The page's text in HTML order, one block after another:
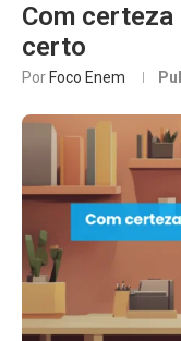
Com
certo
Por Foco Enem